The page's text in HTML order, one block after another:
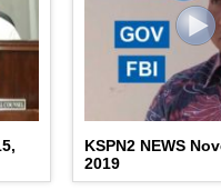
KSPN2 NEWS
2019